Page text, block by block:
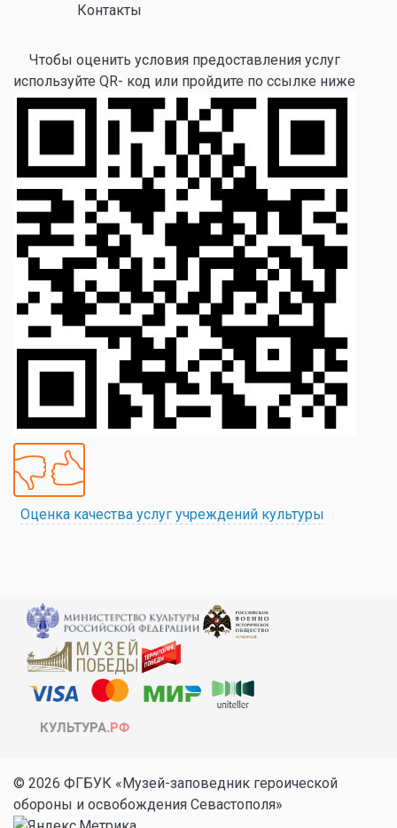
Контакты
Чтобы оценить условия предоставления услуг
используйте QR- код или пройдите по ссылке ниже
Оценка качества услуг учреждений культуры
© 2026 ФГБУК «Музей-заповедник героической
обороны и освобождения Севастополя»